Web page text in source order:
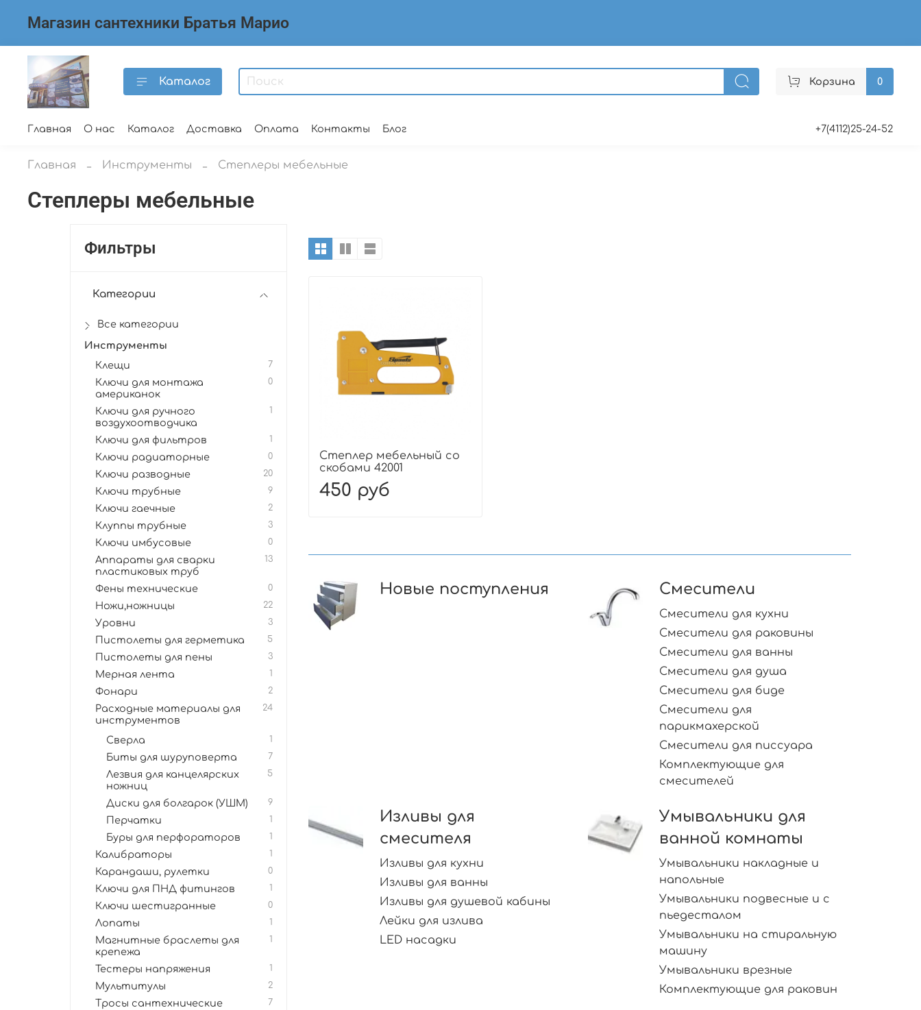
Магазин сантехники Братья Марио
Каталог Корзина 0
Главная О нас Каталог Доставка Оплата Контакты Блог +7(4112)25-24-52
Главная Инструменты Степлеры мебельные
Степлеры мебельные
Степлер мебельный со
скобами 42001
450 руб
Новые поступления Смесители
Смесители для кухни
Смесители для раковины
Смесители для ванны
Смесители для душа
Смесители для биде
Смесители для
парикмахерской
Смесители для писсуара
Комплектующие для
смесителей
Изливы для
смесителя
Изливы для кухни
Изливы для ванны
Изливы для душевой кабины
Лейки для излива
LED насадки
Умывальники для
ванной комнаты
Умывальники накладные и
напольные
Умывальники подвесные и с
пьедесталом
Умывальники на стиральную
машину
Умывальники врезные
Комплектующие для раковин
Фильтры
Категории
Все категории
Инструменты
Клещи
7
Ключи для монтажа
американок
0
Ключи для ручного
воздухоотводчика
1
Ключи для фильтров 1
Ключи радиаторные 0
Ключи разводные 20
Ключи трубные 9
Ключи гаечные 2
Клуппы трубные 3
Ключи имбусовые 0
Аппараты для сварки
пластиковых труб
13
Фены технические 0
Ножи,ножницы 22
Уровни 3
Пистолеты для герметика 5
Пистолеты для пены 3
Мерная лента 1
Фонари 2
Расходные материалы для
инструментов
24
Сверла 1
Биты для шуруповерта 7
Лезвия для канцелярских
ножниц
5
Диски для болгарок (УШМ) 9
Перчатки 1
Буры для перфораторов 1
Калибраторы 1
Карандаши, рулетки 0
Ключи для ПНД фитингов 1
Ключи шестигранные 0
Лопаты 1
Магнитные браслеты для
крепежа
1
Тестеры напряжения 1
Мультитулы 2
Тросы сантехнические 7